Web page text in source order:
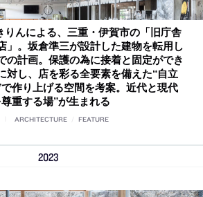
りんによる、三重・伊賀市の「旧庁舎
」。坂倉準三が設計した建物を転用し
の計画。保護の為に接着と固定ができ
対し、店を彩る全要素を備えた“自立
で作り上げる空間を考案。近代と現代
重する場”が生まれる
ARCHITECTURE FEATURE
2023